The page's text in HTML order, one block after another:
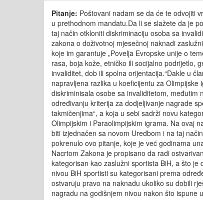
Pitanje: Poštovani nadam se da će te odvojiti
u prethodnom mandatu.Da li se slažete da je
taj način otkloniti diskriminaciju osoba sa
zakona o doživotnoj mjesečnoj naknadi
koje im garantuje „Povelja Evropske unije o
rasa, boja kože, etničko ili socijalno podrijetlo,
invaliditet, dob ili spolna orijentacija.“Dakle u
napravljena razlika u koeficijentu za
diskriminisala osobe sa invaliditetom, međutim
određivanju kriterija za dodjeljivanje nagrade
takmičenjima“, a koja u sebi sadrži novu
Olimpijskim i Paraolimpijskim igrama. Na ovaj
biti izjednačen sa novom Uredbom i na taj
pokrenulo ovo pitanje, koje je već godinama
Nacrtom Zakona je propisano da radi
kategorisan kao zaslužni sportista BiH, a što
nivou BiH sportisti su kategorisani prema
ostvaruju pravo na naknadu ukoliko su dobili
nagradu na godišnjem nivou nakon što ispune